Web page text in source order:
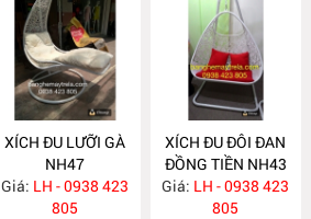
XÍCH ĐU LƯỠI GÀ
NH47
Giá: LH - 0938 423
805
XÍCH ĐU ĐÔI ĐAN
ĐỒNG TIỀN NH43
Giá: LH - 0938 423
805